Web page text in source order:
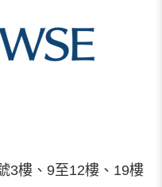
3樓、9至12樓、19樓